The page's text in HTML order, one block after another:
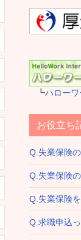
┗ハロー
お役立ち
Q.失業保険
Q.失業保険
Q.失業保険
Q.求職申込